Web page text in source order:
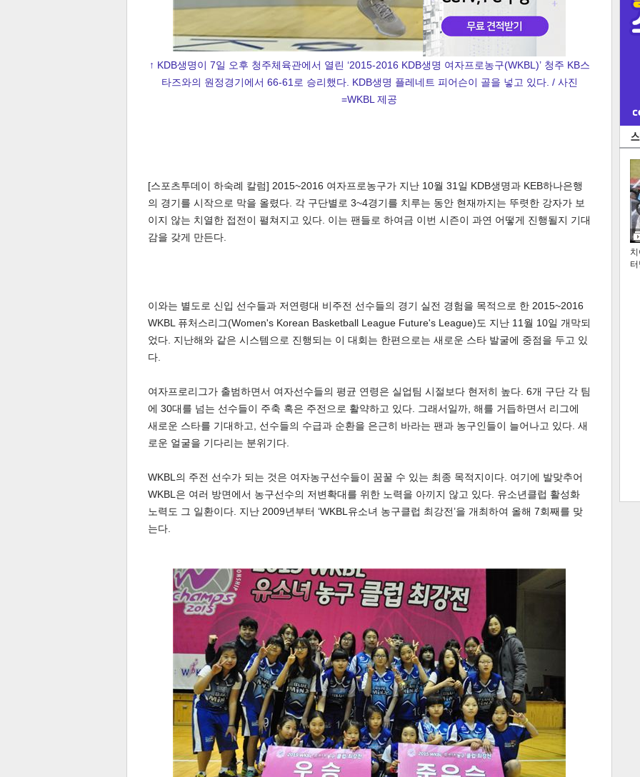
↑ KDB생명이 7일 오후 청주체육관에서 열린 ‘2015-2016 KDB생명 여자프로농구(WKBL)’ 청주 KB스
타즈와의 원정경기에서 66-61로 승리했다. KDB생명 플레네트 피어슨이 골을 넣고 있다. / 사진
=WKBL 제공
[스포츠투데이 하숙례 칼럼] 2015~2016 여자프로농구가 지난 10월 31일 KDB생명과 KEB하나은행
의 경기를 시작으로 막을 올렸다. 각 구단별로 3~4경기를 치루는 동안 현재까지는 뚜렷한 강자가 보
이지 않는 치열한 접전이 펼쳐지고 있다. 이는 팬들로 하여금 이번 시즌이 과연 어떻게 진행될지 기대
감을 갖게 만든다.
이와는 별도로 신입 선수들과 저연령대 비주전 선수들의 경기 실전 경험을 목적으로 한 2015~2016
WKBL 퓨처스리그(Women's Korean Basketball League Future's League)도 지난 11월 10일 개막되
었다. 지난해와 같은 시스템으로 진행되는 이 대회는 한편으로는 새로운 스타 발굴에 중점을 두고 있
다.
여자프로리그가 출범하면서 여자선수들의 평균 연령은 실업팀 시절보다 현저히 높다. 6개 구단 각 팀
에 30대를 넘는 선수들이 주축 혹은 주전으로 활약하고 있다. 그래서일까, 해를 거듭하면서 리그에
새로운 스타를 기대하고, 선수들의 수급과 순환을 은근히 바라는 팬과 농구인들이 늘어나고 있다. 새
로운 얼굴을 기다리는 분위기다.
WKBL의 주전 선수가 되는 것은 여자농구선수들이 꿈꿀 수 있는 최종 목적지이다. 여기에 발맞추어
WKBL은 여러 방면에서 농구선수의 저변확대를 위한 노력을 아끼지 않고 있다. 유소년클럽 활성화
노력도 그 일환이다. 지난 2009년부터 ‘WKBL유소녀 농구클럽 최강전’을 개최하여 올해 7회째를 맞
는다.